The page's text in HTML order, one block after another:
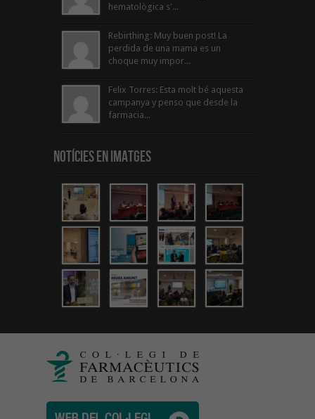
hematològica s'...
Rebirthing: Muy buen post! La
perdida de una mama es un
choque muy impor...
Felix Torres: Esta molt bé aquesta
campanya y penso que desde la
farmacia...
Notícies en Imatges